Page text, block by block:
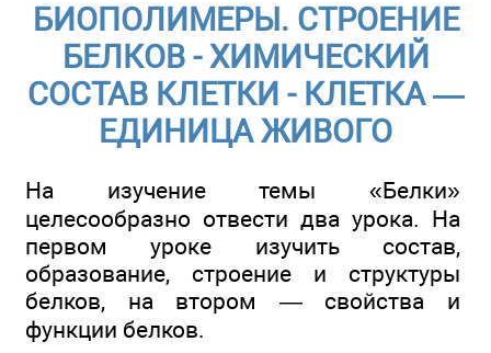
БИОПОЛИМЕРЫ. СТРОЕНИЕ
БЕЛКОВ - ХИМИЧЕСКИЙ
СОСТАВ КЛЕТКИ - КЛЕТКА —
ЕДИНИЦА ЖИВОГО
На изучение темы «Белки»
целесообразно отвести два урока. На
первом уроке изучить состав,
образование, строение и структуры
белков, на втором — свойства и
функции белков.